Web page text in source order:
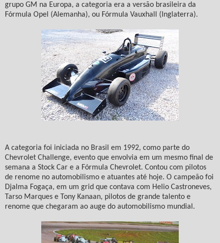
grupo GM na Europa, a categoria era a versão brasileira da
Fórmula Opel (Alemanha), ou Fórmula Vauxhall (Inglaterra).
A categoria foi iniciada no Brasil em 1992, como parte do
Chevrolet Challenge, evento que envolvia em um mesmo final de
semana a Stock Car e a Fórmula Chevrolet. Contou com pilotos
de renome no automobilismo e atuantes até hoje. O campeão foi
Djalma Fogaça, em um grid que contava com Helio Castroneves,
Tarso Marques e Tony Kanaan, pilotos de grande talento e
renome que chegaram ao auge do automobilismo mundial.